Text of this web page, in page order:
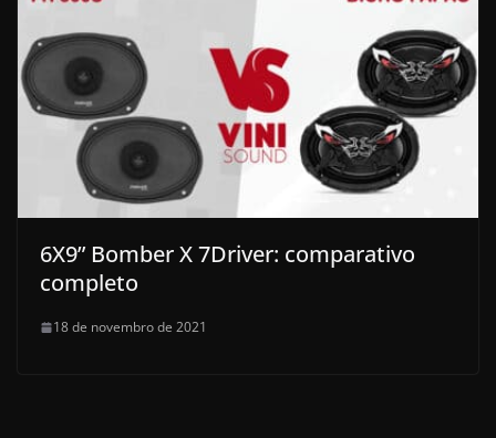
6X9” Bomber X 7Driver: comparativo
completo
18 de novembro de 2021